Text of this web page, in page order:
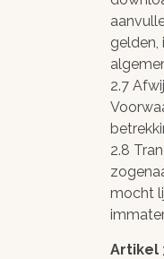
gelden,
2.7
2.8
mocht
Artikel